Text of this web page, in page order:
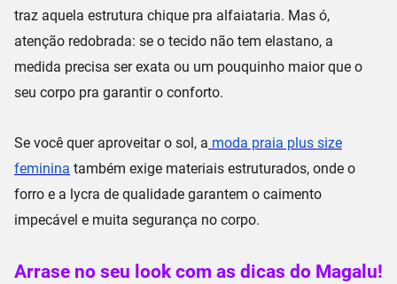
traz aquela estrutura chique pra alfaiataria. Mas ó,
atenção redobrada: se o tecido não tem elastano, a
medida precisa ser exata ou um pouquinho maior que o
seu corpo pra garantir o conforto.
Se você quer aproveitar o sol, a moda praia plus size
feminina também exige materiais estruturados, onde o
forro e a lycra de qualidade garantem o caimento
impecável e muita segurança no corpo.
Arrase no seu look com as dicas do Magalu!